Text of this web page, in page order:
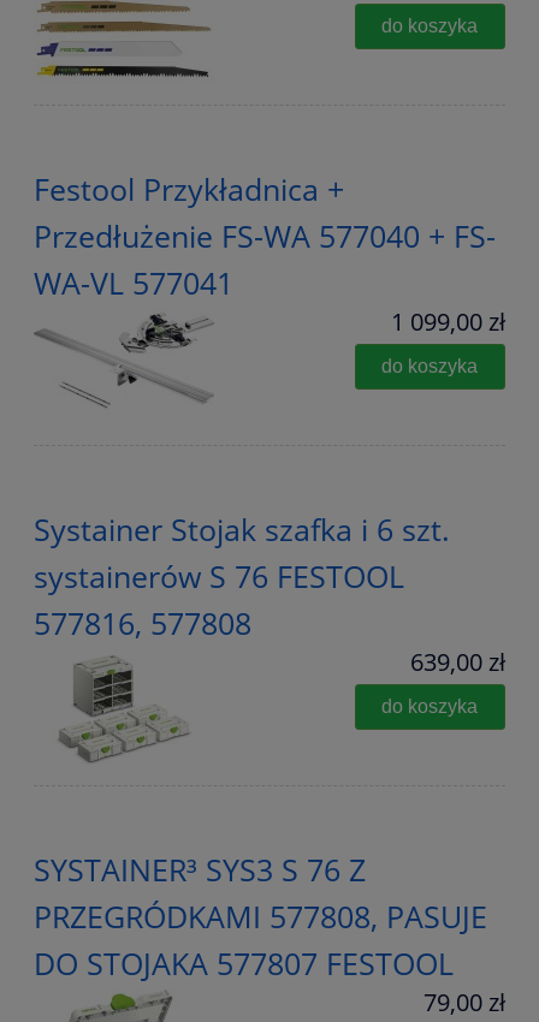
do koszyka
Festool Przykładnica +
Przedłużenie FS-WA 577040 + FS-
WA-VL 577041
1 099,00 zł
do koszyka
Systainer Stojak szafka i 6 szt.
systainerów S 76 FESTOOL
577816, 577808
639,00 zł
do koszyka
SYSTAINER³ SYS3 S 76 Z
PRZEGRÓDKAMI 577808, PASUJE
DO STOJAKA 577807 FESTOOL
79,00 zł